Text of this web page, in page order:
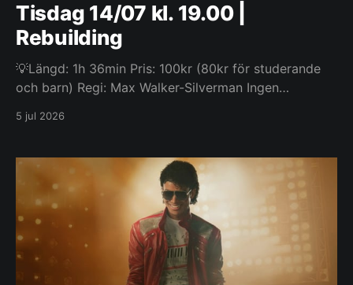
Tisdag 14/07 kl. 19.00 |
Rebuilding
💡Längd: 1h 36min Pris: 100kr (80kr för studerande
och barn) Regi: Max Walker-Silverman Ingen
ranch hamnar cowboyen Dusty i ett FEMA-läger, där
hem – däribland sin dotter och sin exfru.
5 jul 2026